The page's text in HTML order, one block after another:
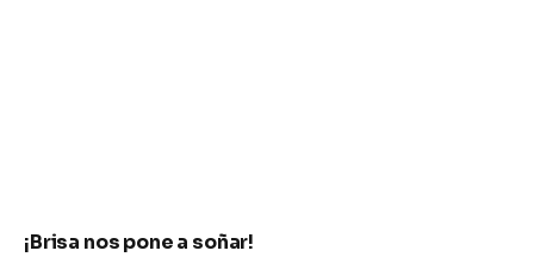
¡Brisa nos pone a soñar!